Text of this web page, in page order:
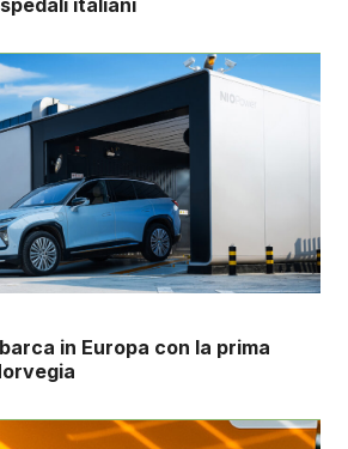
italiani
in Europa con la prima